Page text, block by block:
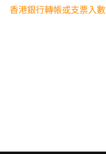
香港銀行轉帳或支票入數